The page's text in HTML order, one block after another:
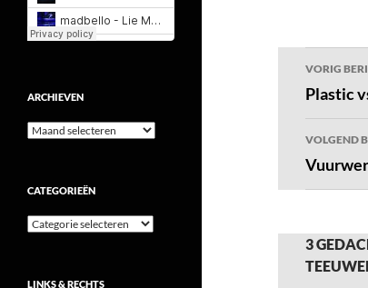
VORIG
Plastic
VOLGEND
3
ARCHIEVEN
Archieven
CATEGORIEËN
Categorieën
LINKS & RECHTS